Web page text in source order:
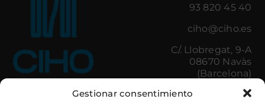
Gestionar consentimiento
93 820 45 40
ciho@ciho.es
C/. Llobregat, 9-A
08670 Navàs
(Barcelona)